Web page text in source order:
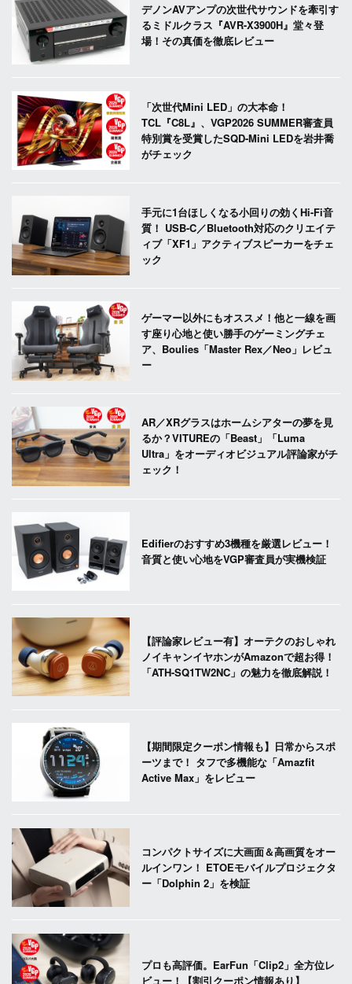
デノンAVアンプの次世代サウンドを牽引す
るミドルクラス『AVR-X3900H』堂々登
場！その真価を徹底レビュー
「次世代Mini LED」の大本命！
TCL『C8L』、VGP2026 SUMMER審査員
特別賞を受賞したSQD-Mini LEDを岩井喬
がチェック
手元に1台ほしくなる小回りの効くHi-Fi音
質！ USB-C／Bluetooth対応のクリエイテ
ィブ「XF1」アクティブスピーカーをチェ
ック
ゲーマー以外にもオススメ！他と一線を画
す座り心地と使い勝手のゲーミングチェ
ア、Boulies「Master Rex／Neo」レビュ
ー
AR／XRグラスはホームシアターの夢を見
るか？VITUREの「Beast」「Luma
Ultra」をオーディオビジュアル評論家がチ
ェック！
Edifierのおすすめ3機種を厳選レビュー！
音質と使い心地をVGP審査員が実機検証
【評論家レビュー有】オーテクのおしゃれ
ノイキャンイヤホンがAmazonで超お得！
「ATH-SQ1TW2NC」の魅力を徹底解説！
【期間限定クーポン情報も】日常からスポ
ーツまで！ タフで多機能な「Amazfit
Active Max」をレビュー
コンパクトサイズに大画面＆高画質をオー
ルインワン！ ETOEモバイルプロジェクタ
ー「Dolphin 2」を検証
プロも高評価。EarFun「Clip2」全方位レ
ビュー！【割引クーポン情報あり】